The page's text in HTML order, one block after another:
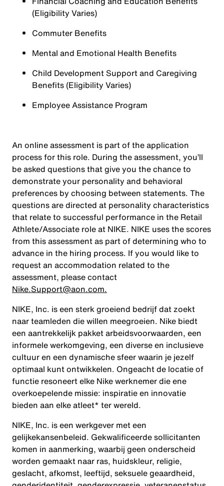
(Eligibility Varies)
Commuter Benefits
Mental and Emotional Health Benefits
Child Development Support and Caregiving
Benefits (Eligibility Varies)
Employee Assistance Program
An online assessment is part of the application
process for this role. During the assessment, you’ll
be asked questions that give you the chance to
demonstrate your personality and behavioral
preferences by choosing between statements. The
questions are directed at personality characteristics
that relate to successful performance in the Retail
Athlete/Associate role at NIKE. NIKE uses the scores
from this assessment as part of determining who to
advance in the hiring process. If you would like to
request an accommodation related to the
assessment, please contact
Nike.Support@aon.com.
NIKE, Inc. is een sterk groeiend bedrijf dat zoekt
naar teamleden die willen meegroeien. Nike biedt
een aantrekkelijk pakket arbeidsvoorwaarden, een
informele werkomgeving, een diverse en inclusieve
cultuur en een dynamische sfeer waarin je jezelf
optimaal kunt ontwikkelen. Ongeacht de locatie of
functie resoneert elke Nike werknemer die ene
overkoepelende missie: inspiratie en innovatie
bieden aan elke atleet* ter wereld.
NIKE, Inc. is een werkgever met een
gelijkekansenbeleid. Gekwalificeerde sollicitanten
komen in aanmerking, waarbij geen onderscheid
worden gemaakt naar ras, huidskleur, religie,
geslacht, afkomst, leeftijd, seksuele geaardheid,